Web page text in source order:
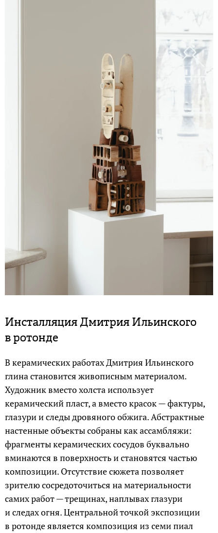
Инсталляция Дмитрия Ильинского
в ротонде
В керамических работах Дмитрия Ильинского
глина становится живописным материалом.
Художник вместо холста использует
керамический пласт, а вместо красок — фактуры,
глазури и следы дровяного обжига. Абстрактные
настенные объекты собраны как ассамбляжи:
фрагменты керамических сосудов буквально
вминаются в поверхность и становятся частью
композиции. Отсутствие сюжета позволяет
зрителю сосредоточиться на материальности
самих работ — трещинах, наплывах глазури
и следах огня. Центральной точкой экспозиции
в ротонде является композиция из семи пиал